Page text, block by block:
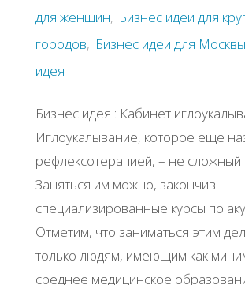
для женщин, Бизнес идеи для
городов, Бизнес идеи для Москвы
идея
Бизнес идея : Кабинет
Иглоукалывание, которое еще
рефлексотерапией, – не сложный
Заняться им можно, закончив
специализированные курсы по
Отметим, что заниматься этим
только людям, имеющим как
среднее медицинское